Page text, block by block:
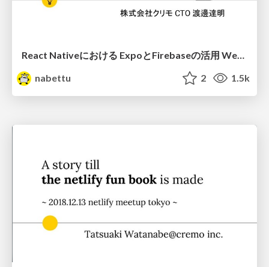
React Nativeにおける ExpoとFirebaseの活用 Webとの共通化 ~ React Native Tokyo 2019/09/03 ~
nabettu
2 1.5k